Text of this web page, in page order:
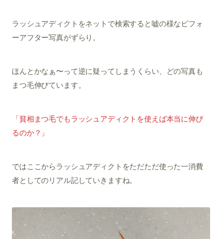
ラッシュアディクトをネットで検索すると嘘の様なビフォ
ーアフター写真がずらり。
ほんとかなぁ〜って逆に疑ってしまうくらい、どの写真も
まつ毛伸びています。
「貧相まつ毛でもラッシュアディクトを使えば本当に伸び
るのか？」
ではここからラッシュアディクトをただただ使った一消費
者としてのリアル記していきますね。